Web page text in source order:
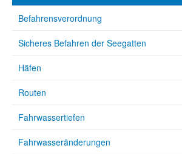
Befahrensverordnung
Sicheres Befahren der Seegatten
Häfen
Routen
Fahrwassertiefen
Fahrwasseränderungen